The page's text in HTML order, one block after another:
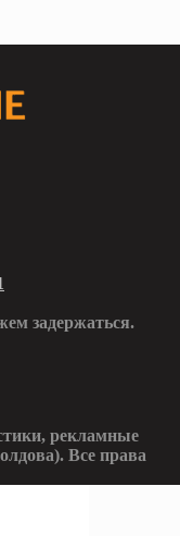
задержаться.
рекламные
Все права